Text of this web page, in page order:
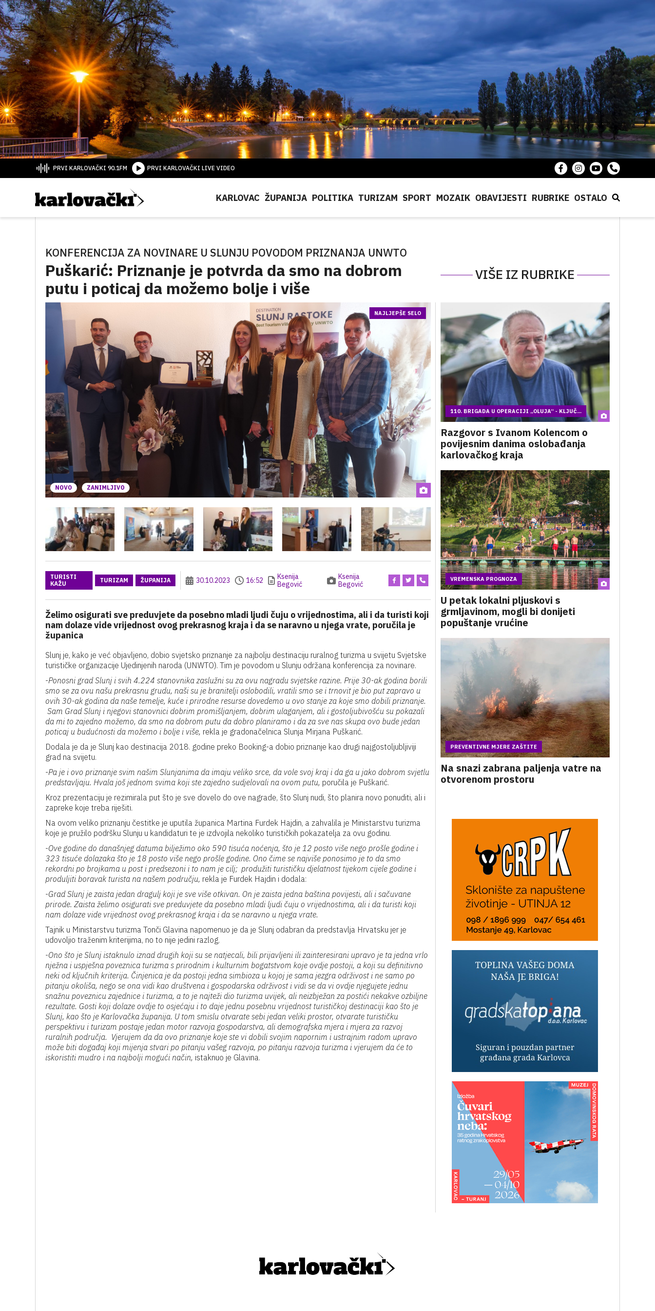
PRVI KARLOVAČKI 90.1FM PRVI KARLOVAČKI LIVE VIDEO
KARLOVAC ŽUPANIJA POLITIKA TURIZAM SPORT MOZAIK OBAVIJESTI RUBRIKE OSTALO
KONFERENCIJA ZA NOVINARE U SLUNJU POVODOM PRIZNANJA UNWTO
Puškarić: Priznanje je potvrda da smo na dobrom
putu i poticaj da možemo bolje i više
VIŠE IZ RUBRIKE
NOVO ZANIMLJIVO
NAJLJEPŠE SELO
TURISTI
KAŽU
TURIZAM ŽUPANIJA 30.10.2023 16:52
Ksenija
Begović
Ksenija
Begović
Želimo osigurati sve preduvjete da posebno mladi ljudi čuju o vrijednostima, ali i da turisti koji
nam dolaze vide vrijednost ovog prekrasnog kraja i da se naravno u njega vrate, poručila je
županica
Slunj je, kako je već objavljeno, dobio svjetsko priznanje za najbolju destinaciju ruralnog turizma u svijetu Svjetske
turističke organizacije Ujedinjenih naroda (UNWTO). Tim je povodom u Slunju održana konferencija za novinare.
-Ponosni grad Slunj i svih 4.224 stanovnika zaslužni su za ovu nagradu svjetske razine. Prije 30-ak godina borili
smo se za ovu našu prekrasnu grudu, naši su je branitelji oslobodili, vratili smo se i trnovit je bio put zapravo u
ovih 30-ak godina da naše temelje, kuće i prirodne resurse dovedemo u ovo stanje za koje smo dobili priznanje.
Sam Grad Slunj i njegovi stanovnici dobrim promišljanjem, dobrim ulaganjem, ali i gostoljubivošću su pokazali
da mi to zajedno možemo, da smo na dobrom putu da dobro planiramo i da za sve nas skupa ovo bude jedan
poticaj u budućnosti da možemo i bolje i više, rekla je gradonačelnica Slunja Mirjana Puškarić.
Dodala je da je Slunj kao destinacija 2018. godine preko Booking-a dobio priznanje kao drugi najgostoljubljiviji
grad na svijetu.
-Pa je i ovo priznanje svim našim Slunjanima da imaju veliko srce, da vole svoj kraj i da ga u jako dobrom svjetlu
predstavljaju. Hvala još jednom svima koji ste zajedno sudjelovali na ovom putu, poručila je Puškarić.
Kroz prezentaciju je rezimirala put što je sve dovelo do ove nagrade, što Slunj nudi, što planira novo ponuditi, ali i
zapreke koje treba riješiti.
Na ovom veliko priznanju čestitke je uputila županica Martina Furdek Hajdin, a zahvalila je Ministarstvu turizma
koje je pružilo podršku Slunju u kandidaturi te je izdvojila nekoliko turističkih pokazatelja za ovu godinu.
-Ove godine do današnjeg datuma bilježimo oko 590 tisuća noćenja, što je 12 posto više nego prošle godine i
323 tisuće dolazaka što je 18 posto više nego prošle godine. Ono čime se najviše ponosimo je to da smo
rekordni po brojkama u post i predsezoni i to nam je cilj; produžiti turističku djelatnost tijekom cijele godine i
produljiti boravak turista na našem području, rekla je Furdek Hajdin i dodala:
-Grad Slunj je zaista jedan dragulj koji je sve više otkivan. On je zaista jedna baština povijesti, ali i sačuvane
prirode. Zaista želimo osigurati sve preduvjete da posebno mladi ljudi čuju o vrijednostima, ali i da turisti koji
nam dolaze vide vrijednost ovog prekrasnog kraja i da se naravno u njega vrate.
Tajnik u Ministarstvu turizma Tonči Glavina napomenuo je da je Slunj odabran da predstavlja Hrvatsku jer je
udovoljio traženim kriterijima, no to nije jedini razlog.
-Ono što je Slunj istaknulo iznad drugih koji su se natjecali, bili prijavljeni ili zainteresirani upravo je ta jedna vrlo
nježna i uspješna poveznica turizma s prirodnim i kulturnim bogatstvom koje ovdje postoji, a koji su definitivno
neki od ključnih kriterija. Činjenica je da postoji jedna simbioza u kojoj je sama jezgra održivost i ne samo po
pitanju okoliša, nego se ona vidi kao društvena i gospodarska održivost i vidi se da vi ovdje njegujete jednu
snažnu poveznicu zajednice i turizma, a to je najteži dio turizma uvijek, ali neizbježan za postići nekakve ozbiljne
rezultate. Gosti koji dolaze ovdje to osjećaju i to daje jednu posebnu vrijednost turističkoj destinaciji kao što je
Slunj, kao što je Karlovačka županija. U tom smislu otvarate sebi jedan veliki prostor, otvarate turističku
perspektivu i turizam postaje jedan motor razvoja gospodarstva, ali demografska mjera i mjera za razvoj
ruralnih područja. Vjerujem da da ovo priznanje koje ste vi dobili svojim napornim i ustrajnim radom upravo
može biti događaj koji mijenja stvari po pitanju vašeg razvoja, po pitanju razvoja turizma i vjerujem da će to
iskoristiti mudro i na najbolji mogući način, istaknuo je Glavina.
110. BRIGADA U OPERACIJI „OLUJA“ - KLJUČ...
Razgovor s Ivanom Kolencom o
povijesnim danima oslobađanja
karlovačkog kraja
VREMENSKA PROGNOZA
U petak lokalni pljuskovi s
grmljavinom, mogli bi donijeti
popuštanje vrućine
PREVENTIVNE MJERE ZAŠTITE
Na snazi zabrana paljenja vatre na
otvorenom prostoru